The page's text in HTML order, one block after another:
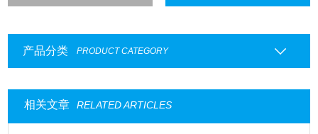
产品分类 PRODUCT CATEGORY
相关文章 RELATED ARTICLES